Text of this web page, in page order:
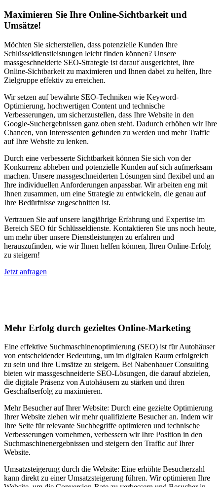
Maximieren Sie Ihre Online-Sichtbarkeit und
Umsätze!
Möchten Sie sicherstellen, dass potenzielle Kunden Ihre
Schlüsseldienstleistungen leicht finden können? Unsere
massgeschneiderte SEO-Strategie ist darauf ausgerichtet, Ihre
Online-Sichtbarkeit zu maximieren und Ihnen dabei zu helfen, Ihre
Zielgruppe effektiv zu erreichen.
Wir setzen auf bewährte SEO-Techniken wie Keyword-
Optimierung, hochwertigen Content und technische
Verbesserungen, um sicherzustellen, dass Ihre Website in den
Google-Suchergebnissen ganz oben steht. Dadurch erhöhen wir Ihre
Chancen, von Interessenten gefunden zu werden und mehr Traffic
auf Ihre Website zu lenken.
Durch eine verbesserte Sichtbarkeit können Sie sich von der
Konkurrenz abheben und potenzielle Kunden auf sich aufmerksam
machen. Unsere massgeschneiderten Lösungen sind flexibel und an
Ihre individuellen Anforderungen anpassbar. Wir arbeiten eng mit
Ihnen zusammen, um eine Strategie zu entwickeln, die genau auf
Ihre Bedürfnisse zugeschnitten ist.
Vertrauen Sie auf unsere langjährige Erfahrung und Expertise im
Bereich SEO für Schlüsseldienste. Kontaktieren Sie uns noch heute,
um mehr über unsere Dienstleistungen zu erfahren und
herauszufinden, wie wir Ihnen helfen können, Ihren Online-Erfolg
zu steigern!
Jetzt anfragen
Mehr Erfolg durch gezieltes Online-Marketing
Eine effektive Suchmaschinenoptimierung (SEO) ist für Autohäuser
von entscheidender Bedeutung, um im digitalen Raum erfolgreich
zu sein und ihre Umsätze zu steigern. Bei Nabenhauer Consulting
bieten wir massgeschneiderte SEO-Lösungen, die darauf abzielen,
die digitale Präsenz von Autohäusern zu stärken und ihren
Geschäftserfolg zu maximieren.
Mehr Besucher auf Ihrer Website: Durch eine gezielte Optimierung
Ihrer Website ziehen wir mehr qualifizierte Besucher an. Indem wir
Ihre Seite für relevante Suchbegriffe optimieren und technische
Verbesserungen vornehmen, verbessern wir Ihre Position in den
Suchmaschinenergebnissen und steigern den Traffic auf Ihrer
Website.
Umsatzsteigerung durch die Website: Eine erhöhte Besucherzahl
kann direkt zu einer Umsatzsteigerung führen. Wir optimieren Ihre